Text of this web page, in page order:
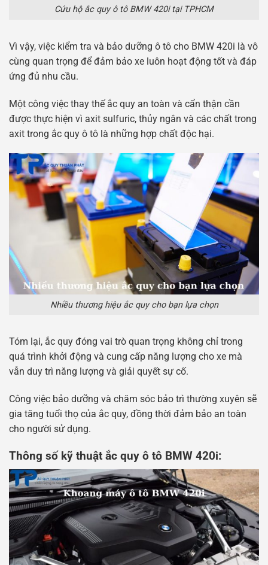
Cứu hộ ắc quy ô tô BMW 420i tại TPHCM
Vì vậy, việc kiểm tra và bảo dưỡng ô tô cho BMW 420i là vô
cùng quan trọng để đảm bảo xe luôn hoạt động tốt và đáp
ứng đủ nhu cầu.
Một công việc thay thế ắc quy an toàn và cẩn thận cần
được thực hiện vì axit sulfuric, thủy ngân và các chất trong
axit trong ắc quy ô tô là những hợp chất độc hại.
Nhiều thương hiệu ắc quy cho bạn lựa chọn
Tóm lại, ắc quy đóng vai trò quan trọng không chỉ trong
quá trình khởi động và cung cấp năng lượng cho xe mà
vẫn duy trì năng lượng và giải quyết sự cố.
Công việc bảo dưỡng và chăm sóc bảo trì thường xuyên sẽ
gia tăng tuổi thọ của ắc quy, đồng thời đảm bảo an toàn
cho người sử dụng.
Thông số kỹ thuật ắc quy ô tô BMW 420i: